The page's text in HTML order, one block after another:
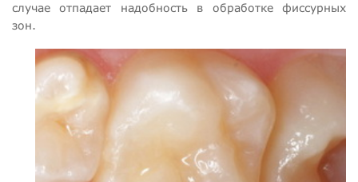
случае отпадает надобность в обработке фиссурных
зон.